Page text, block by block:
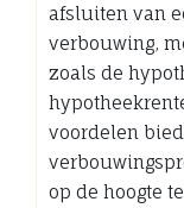
afsluiten van
verbouwing,
zoals de
voordelen
op de hoogte